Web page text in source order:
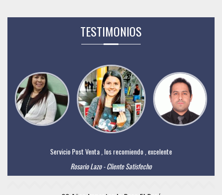
TESTIMONIOS
Servicio Post Venta , los recomiendo , excelente
Rosario Lazo - Cliente Satisfecho